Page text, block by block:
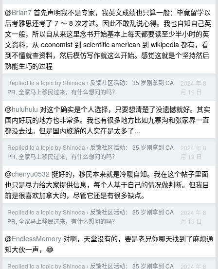
@Brian7 首先声明我不是专家，我英文成绩也只算一般：毕竟留学以
后考雅思还考了 7 ～ 8 次才过。因此不敢乱说心得。我也自知自己英
文一般，所以自从来这里念书开始基本上每天都要读至少半小时的英
文资料，从 economist 到 scientific american 到 wikipedia 都有，看
到不懂就查资料，然后模仿写作就这么开始。感觉这就是个坚持然后
熟能生巧的过程
Replied to a topic by Shinoda › 反馈社区活动： 35 岁刚拿到 CA
PR, 全家马上移民过来，有什么想问的吗？
2024 年 8
月 19 日
@huluhulu 对这个确实是个人选择，只要想清楚了没遗憾就好。其实
国内好玩的地方也非常多。我也有很多地方比如九寨沟和张家界一直
都没去过。但是国内旅游的人实在是太多了...
Replied to a topic by Shinoda › 反馈社区活动： 35 岁刚拿到 CA
PR, 全家马上移民过来，有什么想问的吗？
2024 年 8
月 19 日
@chenyu0532 挺好的，移民本来就是冷暖自知。我在这个帖子里面
也只是尽力给大家提供信息，每个人基于自己的情况做判断。但我目
前是很喜欢加拿大的，尽管它还是有很多缺点。
Replied to a topic by Shinoda › 反馈社区活动： 35 岁刚拿到 CA
PR, 全家马上移民过来，有什么想问的吗？
2024 年 8
月 19 日
@EndlessMemory 对啊，天堂没有的，要是老兄你哪天找到了麻烦通
知大伙一声，😂
Replied to a topic by Shinoda › 反馈社区活动： 35 岁刚拿到 CA 2024 年 8